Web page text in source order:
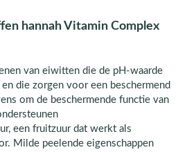
hannah Vitamin Complex
van eiwitten die de pH-waarde
die zorgen voor een beschermend
om de beschermende functie van
een fruitzuur dat werkt als
Milde peelende eigenschappen